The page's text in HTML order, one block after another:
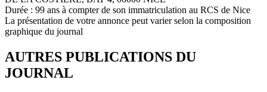
Durée : 99 ans à compter de son immatriculation au RCS de Nice
La présentation de votre annonce peut varier selon la composition
graphique du journal
AUTRES PUBLICATIONS DU
JOURNAL